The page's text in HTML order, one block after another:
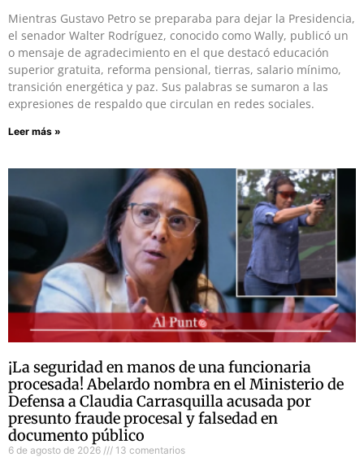
Mientras Gustavo Petro se preparaba para dejar la Presidencia,
el senador Walter Rodríguez, conocido como Wally, publicó un
o mensaje de agradecimiento en el que destacó educación
superior gratuita, reforma pensional, tierras, salario mínimo,
transición energética y paz. Sus palabras se sumaron a las
expresiones de respaldo que circulan en redes sociales.
Leer más »
¡La seguridad en manos de una funcionaria
procesada! Abelardo nombra en el Ministerio de
Defensa a Claudia Carrasquilla acusada por
presunto fraude procesal y falsedad en
documento público
6 de agosto de 2026 13 comentarios